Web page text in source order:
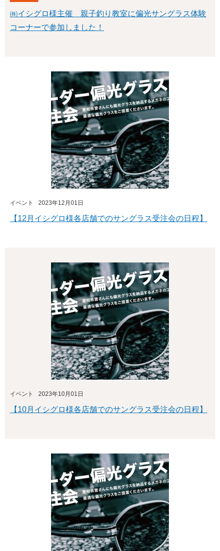
㈱イシグロ様主催 親子釣り教室に偏光サングラス体験
コーナーで参加しました！
イベント 2023年12月01日
【12月イシグロ様各店舗でのサングラス受注会の日程】
イベント 2023年10月01日
【10月イシグロ様各店舗でのサングラス受注会の日程】